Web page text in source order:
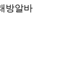
방알바